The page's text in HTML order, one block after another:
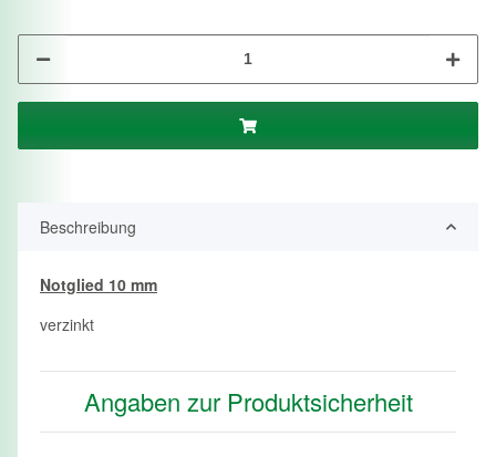
Beschreibung
Notglied 10 mm
verzinkt
Angaben zur Produktsicherheit